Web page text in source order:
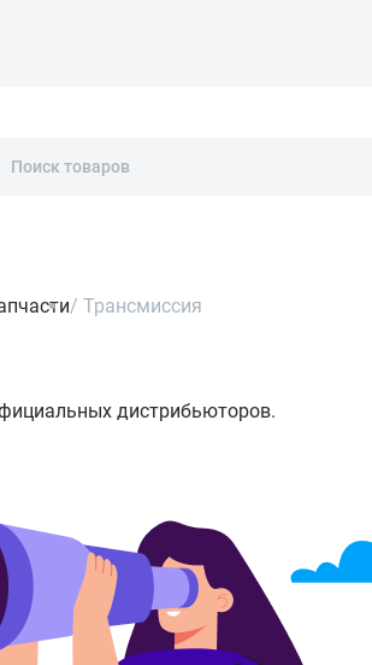
/ Трансмиссия
дистрибьюторов.